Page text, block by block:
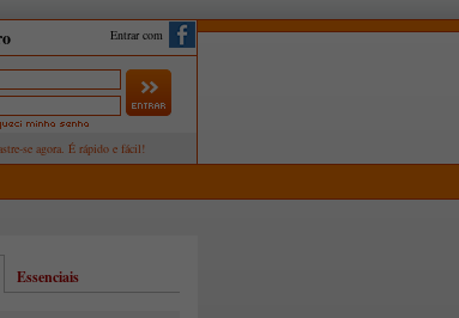
Entrar com
Essenciais